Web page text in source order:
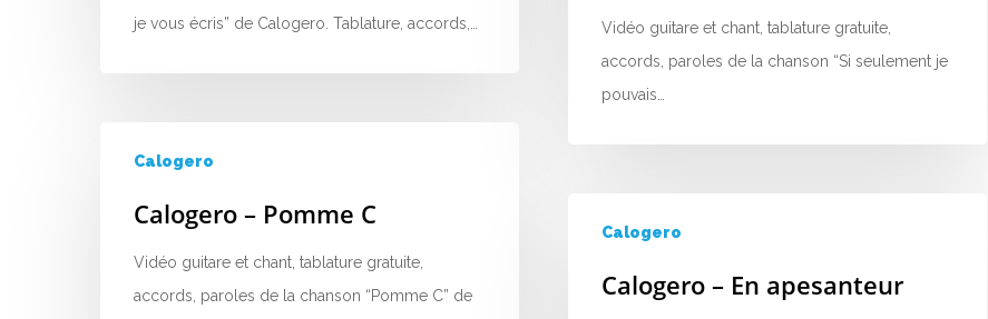
je vous écris” de Calogero. Tablature, accords,…
Vidéo guitare et chant, tablature gratuite,
accords, paroles de la chanson “Si seulement je
pouvais…
Calogero
Calogero – Pomme C
Vidéo guitare et chant, tablature gratuite,
accords, paroles de la chanson “Pomme C” de
Calogero
Calogero – En apesanteur